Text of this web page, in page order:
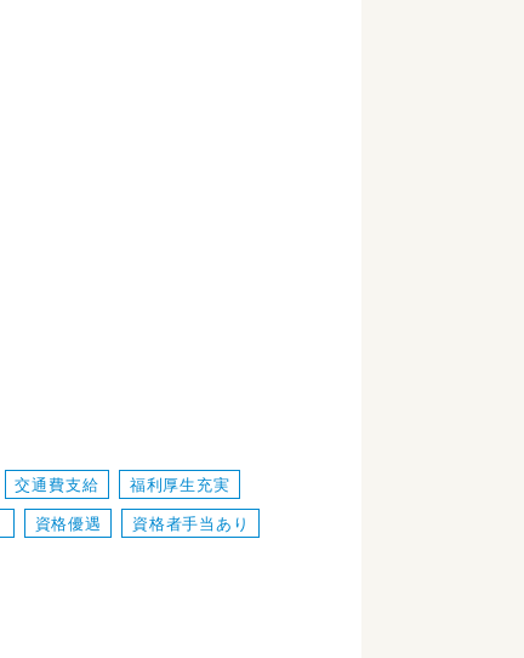
交通費支給 福利厚生充実
資格優遇 資格者手当あり